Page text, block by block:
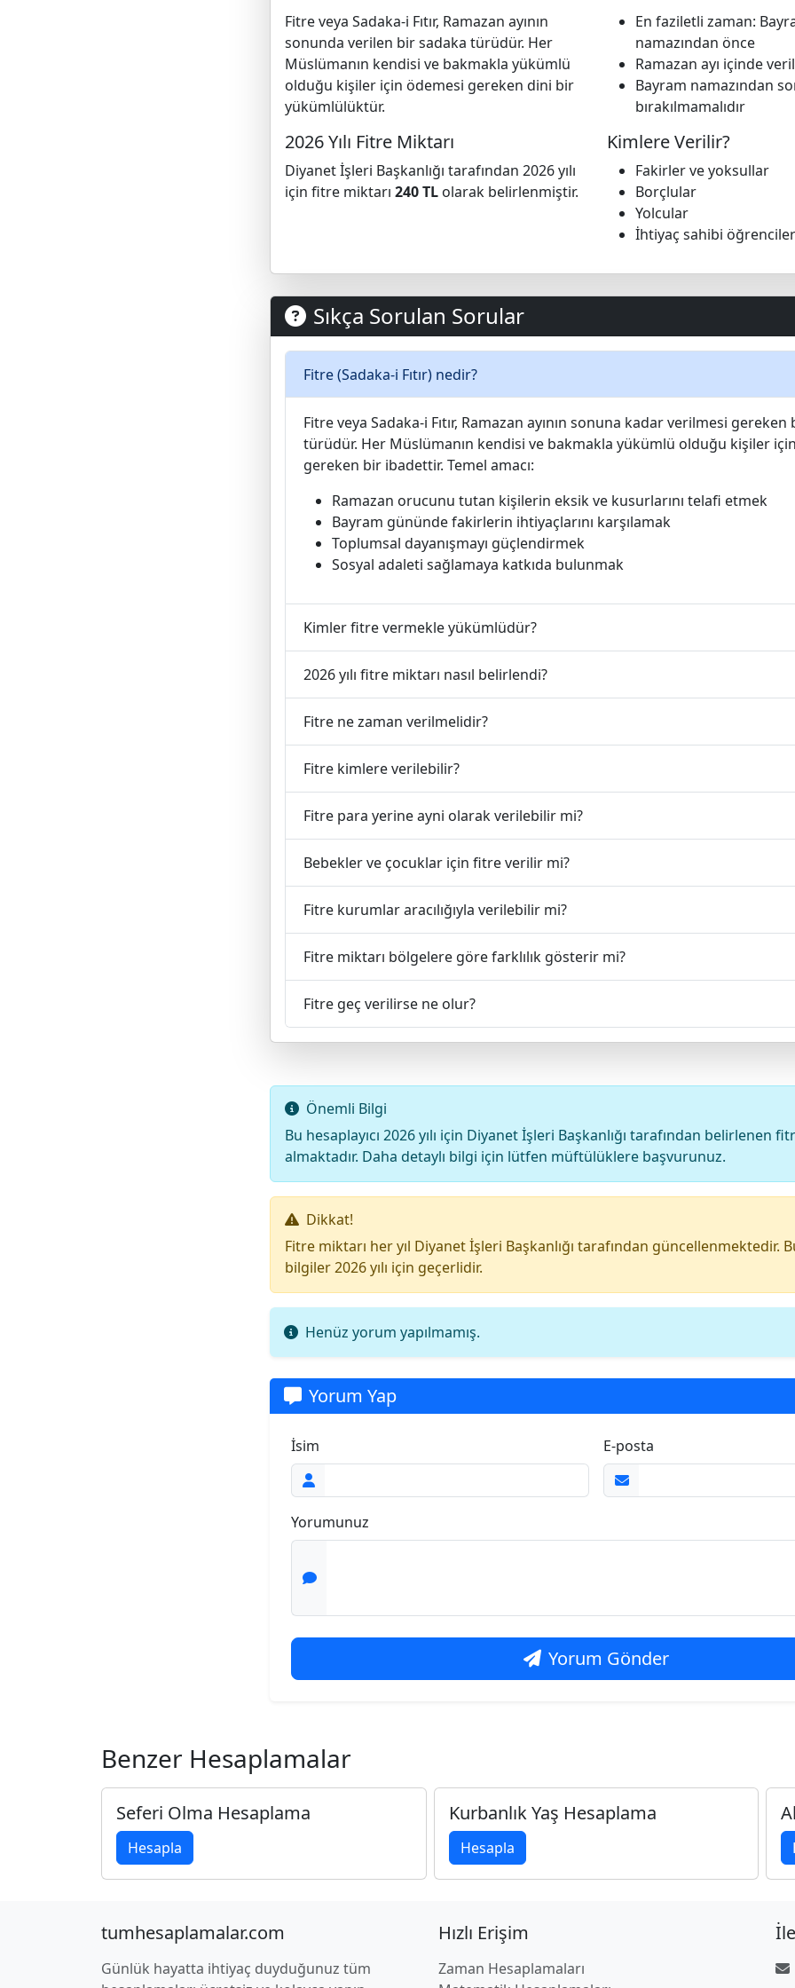
Fitre veya Sadaka-i Fıtır, Ramazan ayının
sonunda verilen bir sadaka türüdür. Her
Müslümanın kendisi ve bakmakla yükümlü
olduğu kişiler için ödemesi gereken dini bir
yükümlülüktür.
2026 Yılı Fitre Miktarı
Diyanet İşleri Başkanlığı tarafından 2026 yılı
için fitre miktarı 240 TL olarak belirlenmiştir.
En faziletli zaman:
namazından önce
Ramazan ayı içinde
Bayram namazından
bırakılmamalıdır
Kimlere Verilir?
Fakirler ve yoksullar
Borçlular
Yolcular
İhtiyaç sahibi öğrenciler
Sıkça Sorulan Sorular
Fitre (Sadaka-i Fıtır) nedir?
Fitre veya Sadaka-i Fıtır, Ramazan ayının sonuna kadar verilmesi gereken
türüdür. Her Müslümanın kendisi ve bakmakla yükümlü olduğu kişiler
gereken bir ibadettir. Temel amacı:
Ramazan orucunu tutan kişilerin eksik ve kusurlarını telafi etmek
Bayram gününde fakirlerin ihtiyaçlarını karşılamak
Toplumsal dayanışmayı güçlendirmek
Sosyal adaleti sağlamaya katkıda bulunmak
Kimler fitre vermekle yükümlüdür?
2026 yılı fitre miktarı nasıl belirlendi?
Fitre ne zaman verilmelidir?
Fitre kimlere verilebilir?
Fitre para yerine ayni olarak verilebilir mi?
Bebekler ve çocuklar için fitre verilir mi?
Fitre kurumlar aracılığıyla verilebilir mi?
Fitre miktarı bölgelere göre farklılık gösterir mi?
Fitre geç verilirse ne olur?
Önemli Bilgi
Bu hesaplayıcı 2026 yılı için Diyanet İşleri Başkanlığı tarafından belirlenen
almaktadır. Daha detaylı bilgi için lütfen müftülüklere başvurunuz.
Dikkat!
Fitre miktarı her yıl Diyanet İşleri Başkanlığı tarafından güncellenmektedir.
bilgiler 2026 yılı için geçerlidir.
Henüz yorum yapılmamış.
Yorum Yap
İsim E-posta
Yorumunuz
Yorum Gönder
Benzer Hesaplamalar
Seferi Olma Hesaplama
Hesapla
Kurbanlık Yaş Hesaplama
Hesapla
tumhesaplamalar.com
Günlük hayatta ihtiyaç duyduğunuz tüm
Hızlı Erişim
Zaman Hesaplamaları